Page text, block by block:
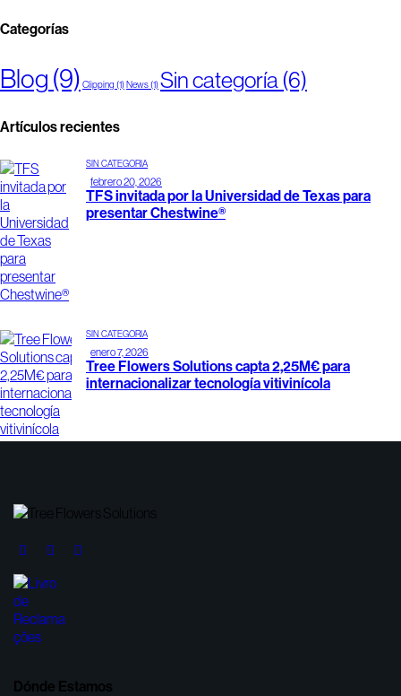
Categorías
Blog(9) Clipping (1)News(1)Sin categoría(6)
Artículos recientes
SIN CATEGORÍA
febrero 20, 2026
TFS invitada por la Universidad de Texas para
presentar Chestwine®
SIN CATEGORÍA
enero 7, 2026
Tree Flowers Solutions capta 2,25M€ para
internacionalizar tecnología vitivinícola
Dónde Estamos